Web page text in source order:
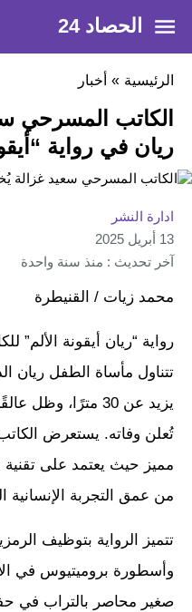
الحصاد 24
الرئيسية » أخبار
الكاتب المسرحي
ريان في رواية
ادارة النشر
13 أبريل 2025
آخر تحديث : منذ سنة واحدة
محمد زيات / القنيطرة
رواية “ريان أيقونة الألم”
تتناول مأساة الطفل
يزيد عن 30 مترًا،
تُعلن وفاته. يستعرض
مميز حيث يعتمد على تقنية
من عمق التجربة الإنسانية
تتميز الرواية بتوظيف
وأسطورة بروميتيوس في
صغير محاصر بالتراب في